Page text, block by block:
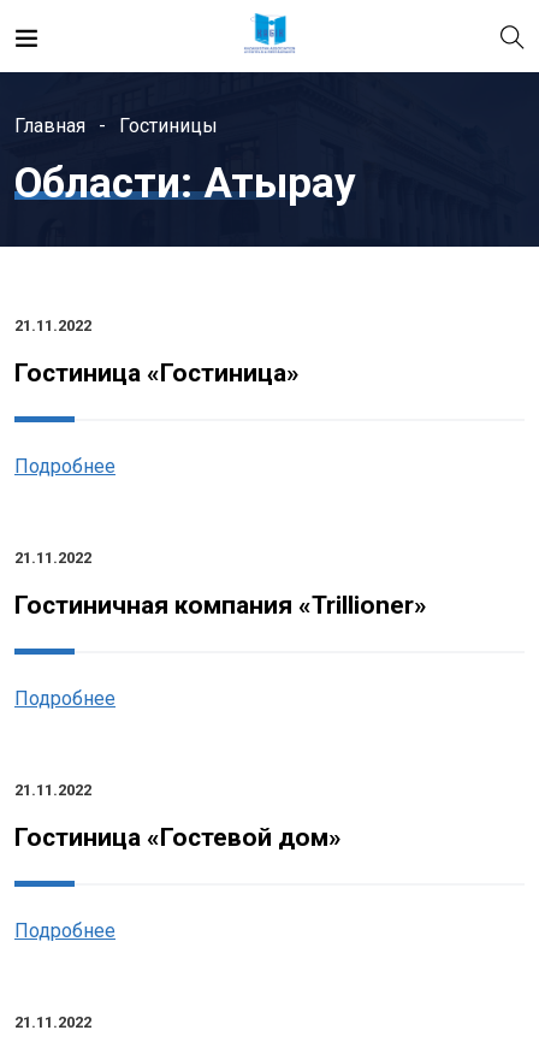
Главная Гостиницы
Области:Атырау
21.11.2022
Гостиница «Гостиница»
Подробнее
21.11.2022
Гостиничная компания «Trillioner»
Подробнее
21.11.2022
Гостиница «Гостевой дом»
Подробнее
21.11.2022